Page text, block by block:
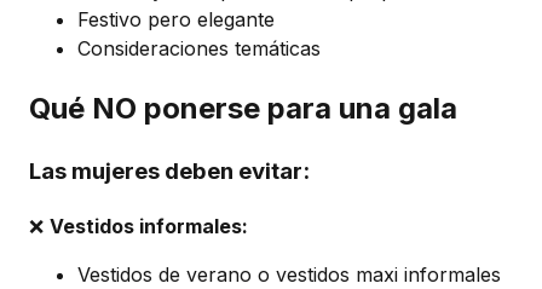
Festivo pero elegante
Consideraciones temáticas
Qué NO ponerse para una gala
Las mujeres deben evitar:
❌ Vestidos informales:
Vestidos de verano o vestidos maxi informales